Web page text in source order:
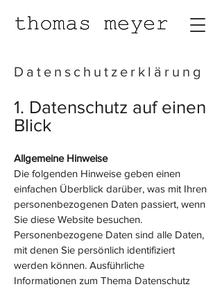
Datenschutzerklärung
1. Datenschutz auf einen
Blick
Allgemeine Hinweise
Die folgenden Hinweise geben einen
einfachen Überblick darüber, was mit Ihren
personenbezogenen Daten passiert, wenn
Sie diese Website besuchen.
Personenbezogene Daten sind alle Daten,
mit denen Sie persönlich identifiziert
werden können. Ausführliche
Informationen zum Thema Datenschutz